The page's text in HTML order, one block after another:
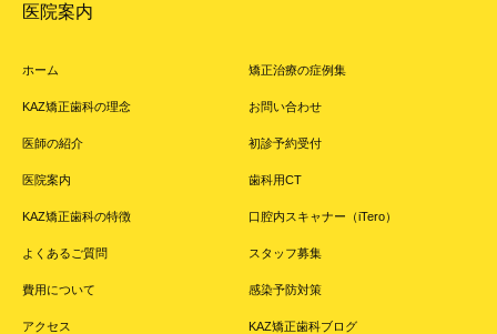
医院案内
ホーム
KAZ矯正歯科の理念
医師の紹介
医院案内
KAZ矯正歯科の特徴
よくあるご質問
費用について
アクセス
矯正治療の症例集
お問い合わせ
初診予約受付
歯科用CT
口腔内スキャナー（iTero）
スタッフ募集
感染予防対策
KAZ矯正歯科ブログ